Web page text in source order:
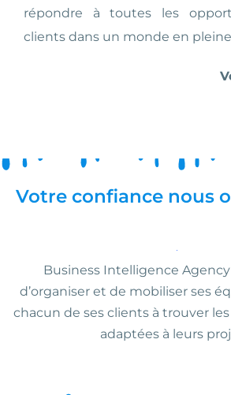
répondre à toutes les
clients dans un monde en
Votre
Votre confiance nous
Business Intelligence
d’organiser et de mobiliser ses
chacun de ses clients à trouver
adaptées à leurs